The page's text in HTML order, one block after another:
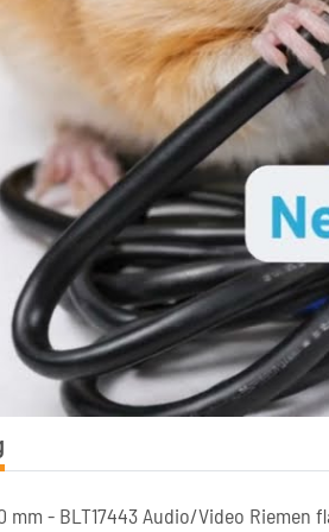
mm - BLT17443 Audio/Video Riemen